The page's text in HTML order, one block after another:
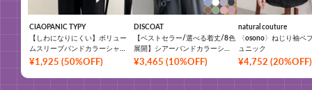
CIAOPANIC TYPY
【しわになりにくい】ボリュー
ムスリーブバンドカラーシャツ/
ストライプ/チェック
¥1,925 (50%OFF)
DISCOAT
【ベストセラー/選べる着丈/8色
展開】シアーバンドカラーシャ
ツ《WEB限定カラーあり》
¥3,465 (10%OFF)
natural couture
〈osono〉ねじり袖ペ
ュニック
¥4,752 (20%OFF)